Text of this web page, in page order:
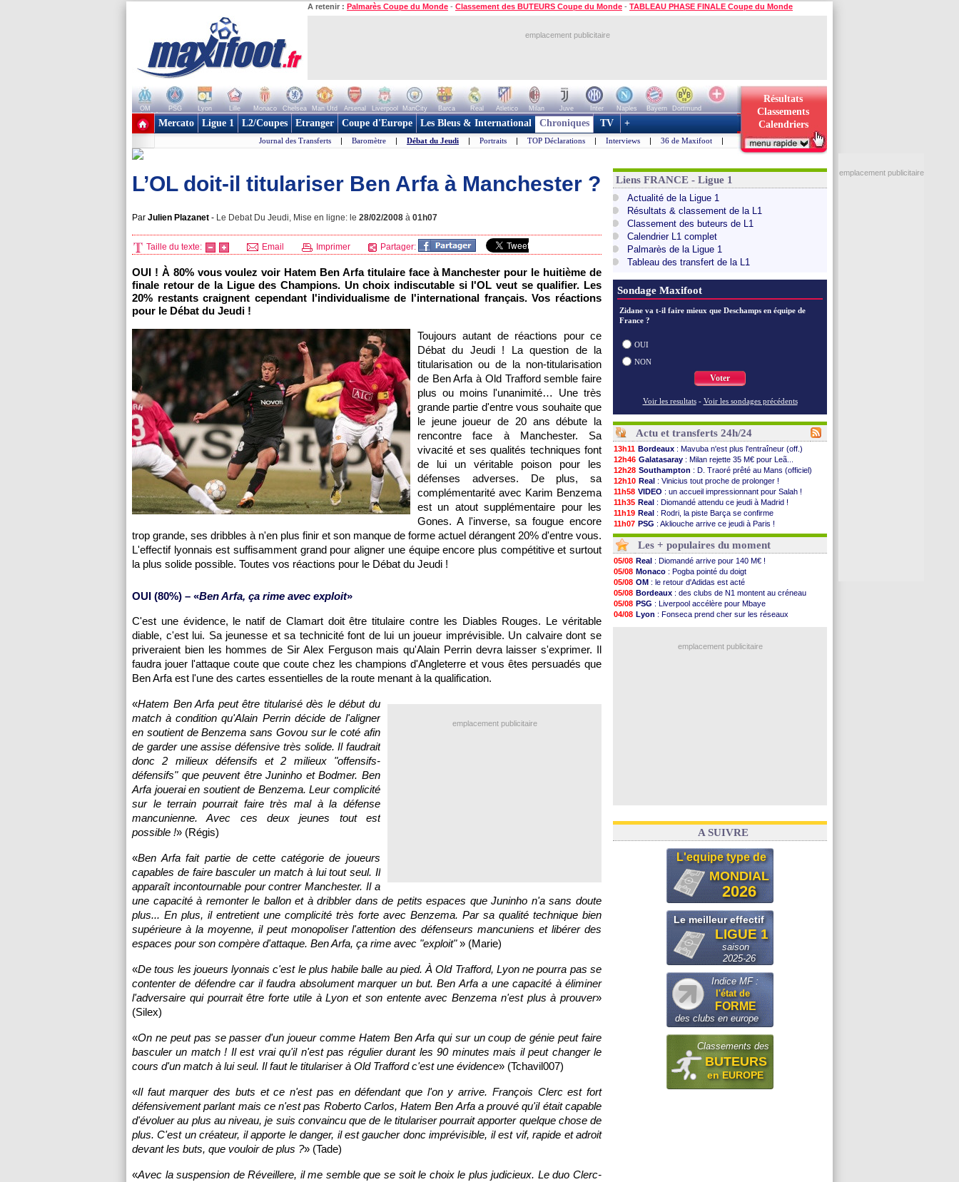
A retenir : Palmarès Coupe du Monde - Classement des BUTEURS Coupe du Monde - TABLEAU PHASE FINALE Coupe du Monde
emplacement publicitaire
OM PSG Lyon Lille Monaco Chelsea Man Utd Arsenal Liverpool ManCity Barca Real Atletico Milan Juve Inter Naples Bayern
Dortmund
+ de clubs
Résultats
Classements
Calendriers
Mercato Ligue 1 L2/Coupes Etranger Coupe d'Europe Les Bleus & International Chroniques TV +
Journal des Transferts | Baromètre | Débat du Jeudi | Portraits | TOP Déclarations | Interviews | 36 de Maxifoot |
L’OL doit-il titulariser Ben Arfa à Manchester ?
Par Julien Plazanet - Le Debat Du Jeudi, Mise en ligne: le 28/02/2008 à 01h07
Taille du texte: Email Imprimer Partager:
OUI ! À 80% vous voulez voir Hatem Ben Arfa titulaire face à Manchester pour le huitième de
finale retour de la Ligue des Champions. Un choix indiscutable si l'OL veut se qualifier. Les
20% restants craignent cependant l'individualisme de l'international français. Vos réactions
pour le Débat du Jeudi !
Toujours autant de réactions pour ce
Débat du Jeudi ! La question de la
titularisation ou de la non-titularisation
de Ben Arfa à Old Trafford semble faire
plus ou moins l'unanimité… Une très
grande partie d'entre vous souhaite que
le jeune joueur de 20 ans débute la
rencontre face à Manchester. Sa
vivacité et ses qualités techniques font
de lui un véritable poison pour les
défenses adverses. De plus, sa
complémentarité avec Karim Benzema
est un atout supplémentaire pour les
Gones. A l'inverse, sa fougue encore
trop grande, ses dribbles à n'en plus finir et son manque de forme actuel dérangent 20% d'entre vous.
L'effectif lyonnais est suffisamment grand pour aligner une équipe encore plus compétitive et surtout
la plus solide possible. Toutes vos réactions pour le Débat du Jeudi !
OUI (80%) – «Ben Arfa, ça rime avec exploit»
C'est une évidence, le natif de Clamart doit être titulaire contre les Diables Rouges. Le véritable
diable, c'est lui. Sa jeunesse et sa technicité font de lui un joueur imprévisible. Un calvaire dont se
priveraient bien les hommes de Sir Alex Ferguson mais qu'Alain Perrin devra laisser s'exprimer. Il
faudra jouer l'attaque coute que coute chez les champions d'Angleterre et vous êtes persuadés que
Ben Arfa est l'une des cartes essentielles de la route menant à la qualification.
emplacement publicitaire
«Hatem Ben Arfa peut être titularisé dès le début du
match à condition qu'Alain Perrin décide de l'aligner
en soutient de Benzema sans Govou sur le coté afin
de garder une assise défensive très solide. Il faudrait
donc 2 milieux défensifs et 2 milieux "offensifs-
défensifs" que peuvent être Juninho et Bodmer. Ben
Arfa jouerai en soutient de Benzema. Leur complicité
sur le terrain pourrait faire très mal à la défense
mancunienne. Avec ces deux jeunes tout est
possible !» (Régis)
«Ben Arfa fait partie de cette catégorie de joueurs
capables de faire basculer un match à lui tout seul. Il
apparaît incontournable pour contrer Manchester. Il a
une capacité à remonter le ballon et à dribbler dans de petits espaces que Juninho n'a sans doute
plus... En plus, il entretient une complicité très forte avec Benzema. Par sa qualité technique bien
supérieure à la moyenne, il peut monopoliser l'attention des défenseurs mancuniens et libérer des
espaces pour son compère d'attaque. Ben Arfa, ça rime avec "exploit"» (Marie)
«De tous les joueurs lyonnais c'est le plus habile balle au pied. À Old Trafford, Lyonne pourra pas se
contenter de défendre car il faudra absolument marquer un but. Ben Arfa a une capacité à éliminer
l'adversaire qui pourrait être forte utile àLyon et son entente avec Benzema n'est plus à prouver»
(Silex)
«On ne peut pas se passer d'un joueur comme Hatem Ben Arfa qui sur un coup de génie peut faire
basculer un match ! Il est vrai qu'il n'est pas régulier durant les 90 minutes mais il peut changer le
cours d'un match à lui seul. Il faut le titulariser à Old Trafford c'est une évidence» (Tchavil007)
«Il faut marquer des buts et ce n'est pas en défendant que l'on y arrive. François Clerc est fort
défensivement parlant mais ce n'est pas Roberto Carlos, Hatem Ben Arfa a prouvé qu'il était capable
d'évoluer au plus au niveau, je suis convaincu que de le titulariser pourrait apporter quelque chose de
plus. C'est un créateur, il apporte le danger, il est gaucher donc imprévisible, il est vif, rapide et adroit
devant les buts, que vouloir de plus ?» (Tade)
«Avec la suspension de Réveillere, il me semble que se soit le choix le plus judicieux. Le duo Clerc-
Liens FRANCE - Ligue 1
Actualité de la Ligue 1
Résultats & classement de la L1
Classement des buteurs de L1
Calendrier L1 complet
Palmarès de la Ligue 1
Tableau des transfert de la L1
Sondage Maxifoot
Zidane va t-il faire mieux que Deschamps en équipe de
France ?
OUI
NON
Voter
Voir les resultats - Voir les sondages précédents
Actu et transferts 24h/24
13h11 Bordeaux : Mavuba n'est plus l'entraîneur (off.)
12h46 Galatasaray : Milan rejette 35 M€ pour Leã...
12h28 Southampton : D. Traoré prêté au Mans (officiel)
12h10 Real : Vinicius tout proche de prolonger !
11h58 VIDEO : un accueil impressionnant pour Salah !
11h35 Real : Diomandé attendu ce jeudi à Madrid !
11h19 Real : Rodri, la piste Barça se confirme
11h07 PSG : Akliouche arrive ce jeudi à Paris !
10h53 Médias: la Liga quitte beIN Sports !
10h36
PSG : pas d'inquiétude pour Rafael Pol
10h13 Real: ça se complique pour Rodri !
09h51
Barça: Ferran Torres donne son feu vert au ...
09h32
FIFA: des excuses après le projet
09h11
Abha : c'est fait pour Fekir (officiel)
08h57
Real: réponse imminente de Vinicius
08h39
Arsenal : Nørgaard transféré à Everton (off.)
08h22
Al-Ahli : Deschamps a discuté !
: Zabiri n'est pas fan de la L1
Les + populaires du moment
05/08 Real : Diomandé arrive pour 140 M€ !
05/08 Monaco : Pogba pointé du doigt
05/08 OM : le retour d'Adidas est acté
05/08 Bordeaux : des clubs de N1 montent au créneau
05/08 PSG : Liverpool accélère pour Mbaye
04/08 Lyon : Fonseca prend cher sur les réseaux
emplacement publicitaire
A SUIVRE
L'equipe type de
MONDIAL
2026
Le meilleur effectif
LIGUE 1
saison
2025-26
Indice MF :
l'état de
FORME
des clubs en europe
Classements des
BUTEURS
en EUROPE
emplacement publicitaire